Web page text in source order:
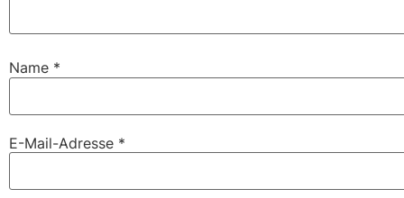
Name *
E-Mail-Adresse *